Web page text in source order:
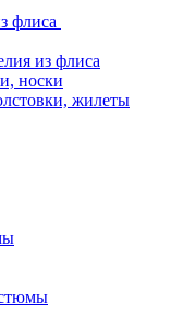
флиса
из флиса
носки
жилеты